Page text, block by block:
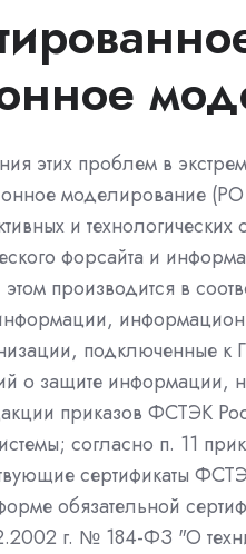
этих проблем в
моделирование
и
форсайта и
производится в
подключенные
о защите информации,
приказов ФСТЭК
согласно п. 11
сертификаты
обязательной
г. № 184-ФЗ "О